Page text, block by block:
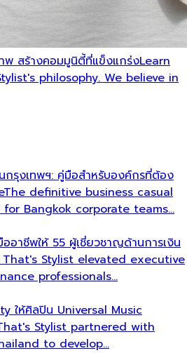
สร้างคอมมูนิตี้ที่แข็งแกร่งLearn
philosophy. We believe in
กรุงเทพฯ: คู่มือสำหรับองค์กรที่ต้อง
The definitive business casual
Bangkok corporate teams…
าชีพให้ 55 ผู้เชี่ยวชาญด้านการเงิน
That's Stylist elevated executive
professionals…
ให้ศิลปิน Universal Music
Stylist partnered with
to develop…